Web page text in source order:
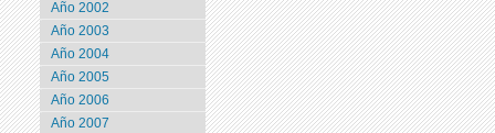
Año 2002
Año 2003
Año 2004
Año 2005
Año 2006
Año 2007